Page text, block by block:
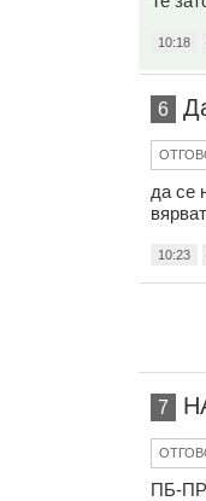
10:18
6
да се
10:23
7
ПБ-